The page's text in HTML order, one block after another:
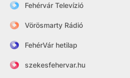
Fehérvár Televízió
Vörösmarty Rádió
FehérVár hetilap
szekesfehervar.hu